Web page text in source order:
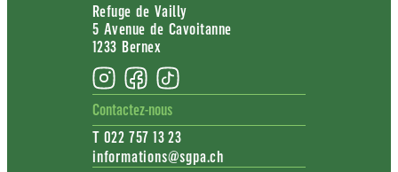
Refuge de Vailly
5 Avenue de Cavoitanne
1233 Bernex
Contactez-nous
T 022 757 13 23
informations@sgpa.ch